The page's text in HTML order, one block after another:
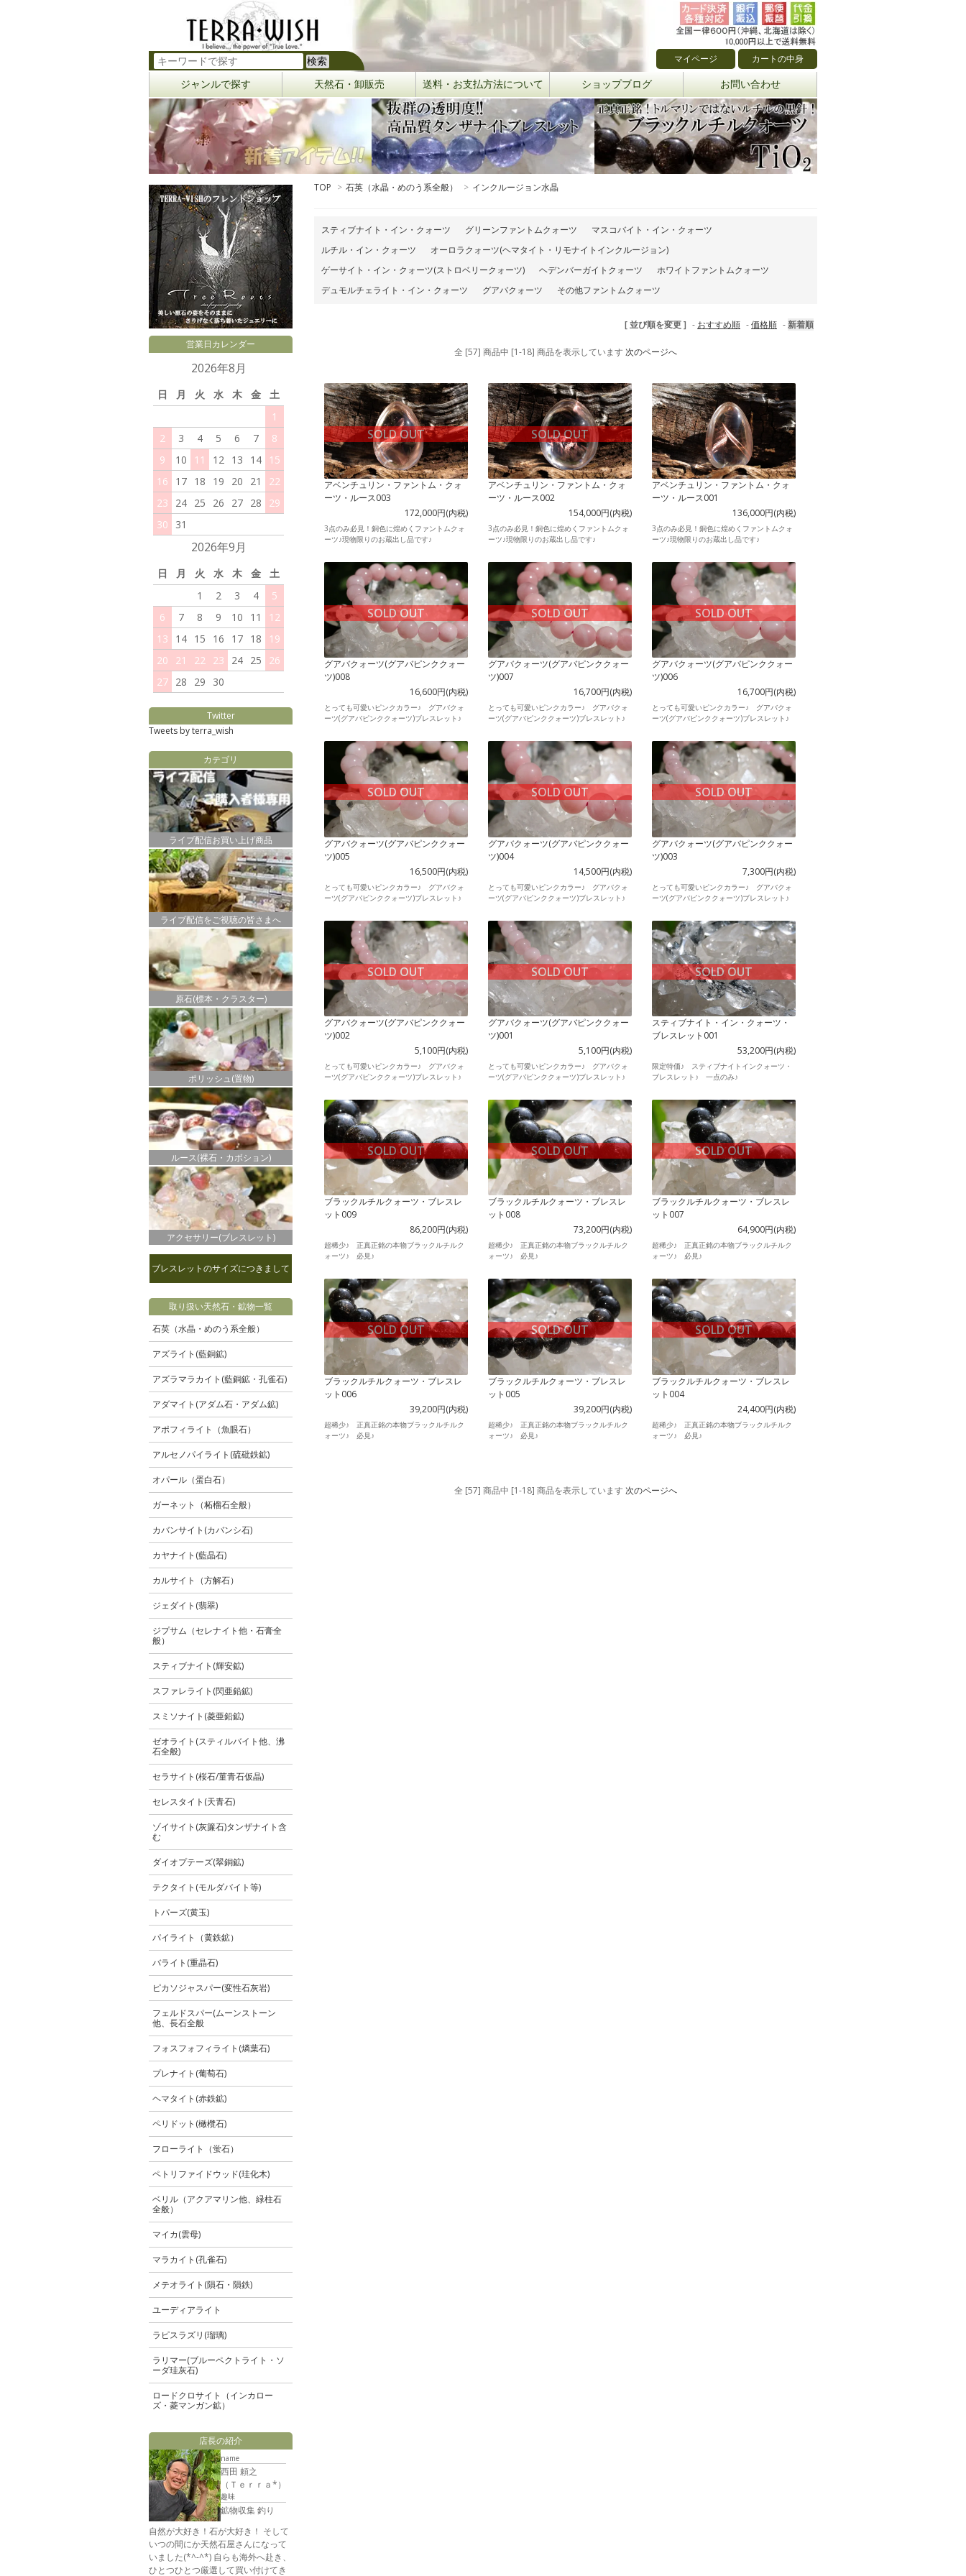
マイページ カートの中身
ジャンルで探す 天然石・卸販売 送料・お支払方法について ショップブログ お問い合わせ
TOP > 石英（水晶・めのう系全般） > インクルージョン水晶
スティブナイト・イン・クォーツ グリーンファントムクォーツ
マスコバイト・イン・クォーツ
ルチル・イン・クォーツ
オーロラクォーツ(ヘマタイト・リモナイトインクルージョン)
ゲーサイト・イン・クォーツ(ストロベリークォーツ)
ヘデンバーガイトクォーツ
ホワイトファントムクォーツ
デュモルチェライト・イン・クォーツ
グアバクォーツ その他ファントムクォーツ
[ 並び順を変更 ] - おすすめ順 -価格順 -新着順
全 [57] 商品中 [1-18] 商品を表示しています 次のページへ
アベンチュリン・ファントム・クォ
ーツ・ルース003
172,000円(内税)
SOLD OUT
3点のみ必見！銅色に煌めくファントムクォ
ーツ♪現物限りのお蔵出し品です♪
アベンチュリン・ファントム・クォ
ーツ・ルース002
154,000円(内税)
SOLD OUT
3点のみ必見！銅色に煌めくファントムクォ
ーツ♪現物限りのお蔵出し品です♪
アベンチュリン・ファントム・クォ
ーツ・ルース001
136,000円(内税)
3点のみ必見！銅色に煌めくファントムクォ
ーツ♪現物限りのお蔵出し品です♪
グアバクォーツ(グアバピンククォー
ツ)008
16,600円(内税)
SOLD OUT
とっても可愛いピンクカラー♪ グアバクォ
ーツ(グアバピンククォーツ)ブレスレット♪
グアバクォーツ(グアバピンククォー
ツ)007
16,700円(内税)
SOLD OUT
とっても可愛いピンクカラー♪ グアバクォ
ーツ(グアバピンククォーツ)ブレスレット♪
グアバクォーツ(グアバピンククォー
ツ)006
16,700円(内税)
SOLD OUT
とっても可愛いピンクカラー♪ グアバクォ
ーツ(グアバピンククォーツ)ブレスレット♪
グアバクォーツ(グアバピンククォー
ツ)005
16,500円(内税)
SOLD OUT
とっても可愛いピンクカラー♪ グアバクォ
ーツ(グアバピンククォーツ)ブレスレット♪
グアバクォーツ(グアバピンククォー
ツ)004
14,500円(内税)
SOLD OUT
とっても可愛いピンクカラー♪ グアバクォ
ーツ(グアバピンククォーツ)ブレスレット♪
グアバクォーツ(グアバピンククォー
ツ)003
7,300円(内税)
SOLD OUT
とっても可愛いピンクカラー♪ グアバクォ
ーツ(グアバピンククォーツ)ブレスレット♪
グアバクォーツ(グアバピンククォー
ツ)002
5,100円(内税)
SOLD OUT
とっても可愛いピンクカラー♪ グアバクォ
ーツ(グアバピンククォーツ)ブレスレット♪
グアバクォーツ(グアバピンククォー
ツ)001
5,100円(内税)
SOLD OUT
とっても可愛いピンクカラー♪ グアバクォ
ーツ(グアバピンククォーツ)ブレスレット♪
スティブナイト・イン・クォーツ・
ブレスレット001
53,200円(内税)
SOLD OUT
限定特価♪ スティブナイトインクォーツ・
ブレスレット♪ 一点のみ♪
ブラックルチルクォーツ・ブレスレ
ット009
86,200円(内税)
SOLD OUT
超稀少♪ 正真正銘の本物ブラックルチルク
ォーツ♪ 必見♪
ブラックルチルクォーツ・ブレスレ
ット008
73,200円(内税)
SOLD OUT
超稀少♪ 正真正銘の本物ブラックルチルク
ォーツ♪ 必見♪
ブラックルチルクォーツ・ブレスレ
ット007
64,900円(内税)
SOLD OUT
超稀少♪ 正真正銘の本物ブラックルチルク
ォーツ♪ 必見♪
ブラックルチルクォーツ・ブレスレ
ット006
39,200円(内税)
SOLD OUT
超稀少♪ 正真正銘の本物ブラックルチルク
ォーツ♪ 必見♪
ブラックルチルクォーツ・ブレスレ
ット005
39,200円(内税)
SOLD OUT
超稀少♪ 正真正銘の本物ブラックルチルク
ォーツ♪ 必見♪
ブラックルチルクォーツ・ブレスレ
ット004
24,400円(内税)
SOLD OUT
超稀少♪ 正真正銘の本物ブラックルチルク
ォーツ♪ 必見♪
全 [57] 商品中 [1-18] 商品を表示しています 次のページへ
営業日カレンダー
2026年8月
日 月 火 水 木 金
土
1
2
3 4 5 6 7
8
9
10 11 12 13 14
15
16
17 18 19 20 21
22
23
24 25 26 27 28
29
30
31
2026年9月
日 月 火 水 木 金
土
1
2 3 4
5
6
7 8 9 10 11
12
13
14 15 16 17 18
19
20
21 22 23 24 25
26
27 28 29 30
Twitter
Tweets by terra_wish
カテゴリ
ライブ配信お買い上げ商品
ライブ配信をご視聴の皆さまへ
原石(標本・クラスター)
ポリッシュ(置物)
ルース(裸石・カボション)
アクセサリー(ブレスレット)
ブレスレットのサイズにつきまして
取り扱い天然石・鉱物一覧
石英（水晶・めのう系全般）
アズライト(藍銅鉱)
アズラマラカイト(藍銅鉱・孔雀石)
アダマイト(アダム石・アダム鉱)
アポフィライト（魚眼石）
アルセノパイライト(硫砒鉄鉱)
オパール（蛋白石）
ガーネット（柘榴石全般）
カバンサイト(カバンシ石)
カヤナイト(藍晶石)
カルサイト（方解石）
ジェダイト(翡翠)
ジプサム（セレナイト他・石膏全
般）
スティブナイト(輝安鉱)
スファレライト(閃亜鉛鉱)
スミソナイト(菱亜鉛鉱)
ゼオライト(スティルバイト他、沸
石全般)
セラサイト(桜石/菫青石仮晶)
セレスタイト(天青石)
ゾイサイト(灰簾石)タンザナイト含
む
ダイオプテーズ(翠銅鉱)
テクタイト(モルダバイト等)
トパーズ(黄玉)
パイライト（黄鉄鉱）
バライト(重晶石)
ピカソジャスパー(変性石灰岩)
フェルドスパー(ムーンストーン
他、長石全般
フォスフォフィライト(燐葉石)
プレナイト(葡萄石)
ヘマタイト(赤鉄鉱)
ペリドット(橄欖石)
フローライト（蛍石）
ペトリファイドウッド(珪化木)
ベリル（アクアマリン他、緑柱石
全般）
マイカ(雲母)
マラカイト(孔雀石)
メテオライト(隕石・隕鉄)
ユーディアライト
ラピスラズリ(瑠璃)
ラリマー(ブルーペクトライト・ソ
ーダ珪灰石)
ロードクロサイト（インカロー
ズ・菱マンガン鉱）
店長の紹介
name
西田 頼之
（Ｔｅｒｒａ*）
趣味
鉱物収集 釣り
自然が大好き！石が大好き！ そして
いつの間にか天然石屋さんになって
いました(*^-^*) 自らも海外へ赴き、
ひとつひとつ厳選して買い付けてき